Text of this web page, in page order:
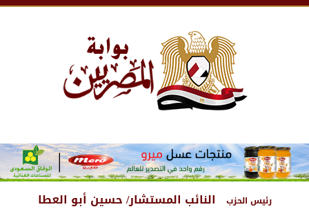
رئيس الحزب النائب المستشار/ حسين أبو العطا